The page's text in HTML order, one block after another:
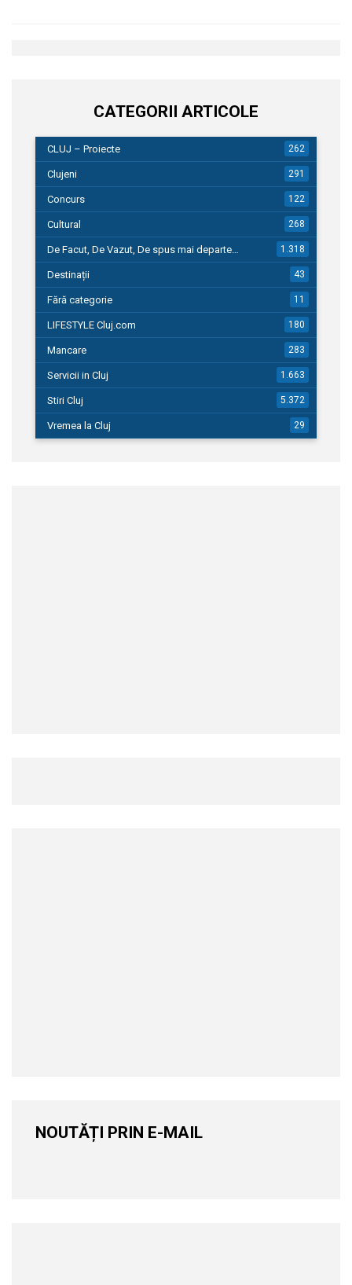
CATEGORII ARTICOLE
CLUJ – Proiecte 262
Clujeni 291
Concurs 122
Cultural 268
De Facut, De Vazut, De spus mai departe… 1.318
Destinații 43
Fără categorie 11
LIFESTYLE Cluj.com 180
Mancare 283
Servicii in Cluj 1.663
Stiri Cluj 5.372
Vremea la Cluj 29
NOUTĂȚI PRIN E-MAIL